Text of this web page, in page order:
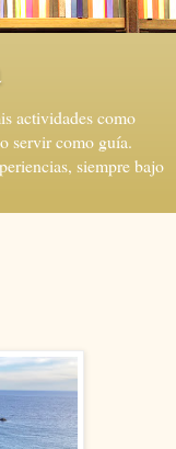
actividades como
servir como guía.
siempre bajo